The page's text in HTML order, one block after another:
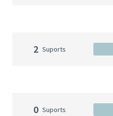
2 Suports
0 Suports